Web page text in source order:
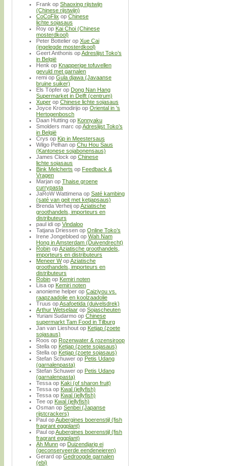
Frank op Shaoxing rijstwijn
(Chinese rijstwijn)
CoCoFlix op Chinese
lichte sojasaus
Roy op Kai Choi (Chinese
mosterdkool)
Peter Bottelier op Xue Cai
(ingelegde mosterdkool)
Geert Anthonis opAdreslijst Toko’s
in België
Henk op Knapperige tofuvellen
gevuld met garnalen
remi op Gula djawa (Javaanse
bruine suiker)
Els Töpfer op Dong Nan Hang
Supermarket in Delft (centrum)
Xuper op Chinese lichte sojasaus
Joyce Kromodirijo op Oriental in ’s
Hertogenbosch
Daan Hutting op Konnyaku
Smolders marc opAdreslijst Toko’s
in België
Crys op Kip in Meestersaus
Wilgo Pelhan op Chu Hou Saus
(Kantonese sojabonensaus)
James Clock op Chinese
lichte sojasaus
Bink Melcherts op Feedback &
Vragen
Marjan op Thaise groene
currypasta
JaRoW Wattimena op Saté kambing
(saté van geit met ketjapsaus)
Brenda Verheij opAziatische
groothandels, importeurs en
distributeurs
paul idi op Vindaloo
Tatjana Driessen op Online Toko’s
Irene Jongebloed op Wah Nam
Hong in Amsterdam (Duivendrecht)
Robin opAziatische groothandels,
importeurs en distributeurs
Meneer WopAziatische
groothandels, importeurs en
distributeurs
Robin op Kemiri noten
Lisa op Kemiri noten
anonieme helper op Caiziyou vs.
raapzaadolie en koolzaadolie
Truus opAsafoetida (duivelsdrek)
Arthur Wetselaar op Sojascheuten
Yuriani Sudarmo op Chinese
supermarkt Tam Food in Tilburg
Jan van Lieshout op Ketjap (zoete
sojasaus)
Roos op Rozenwater & rozensiroop
Stella op Ketjap (zoete sojasaus)
Stella op Ketjap (zoete sojasaus)
Stefan Schuwer op Petis Udang
(garnalenpasta)
Stefan Schuwer op Petis Udang
(garnalenpasta)
Tessa op Kaki (of sharon fruit)
Tessa op Kwal (jellyfish)
Tessa op Kwal (jellyfish)
Tee op Kwal (jellyfish)
Osman op Senbei (Japanse
rijstcrackers)
Paul opAubergines boerenstijl (fish
fragrant eggplant)
Paul opAubergines boerenstijl (fish
fragrant eggplant)
Ah Munn op Duizendjarig ei
(geconserveerde eendeneieren)
Gerard op Gedroogde garnalen
(ebi)